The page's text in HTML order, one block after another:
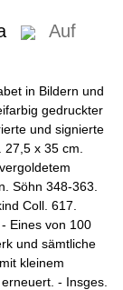
Auf
in Bildern und
gedruckter
und signierte
x 35 cm.
Söhn 348-363.
Coll. 617.
Eines von 100
und sämtliche
kleinem
- Insges.